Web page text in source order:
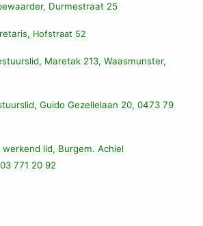
Durmestraat 25
Hofstraat 52
Maretak 213, Waasmunster,
Guido Gezellelaan 20, 0473 79
lid, Burgem. Achiel
771 20 92